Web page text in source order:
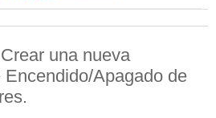
una nueva
Encendido/Apagado de